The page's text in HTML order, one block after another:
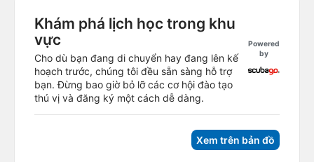
Khám phá lịch học trong khu
vực
Cho dù bạn đang di chuyển hay đang lên kế
hoạch trước, chúng tôi đều sẵn sàng hỗ trợ
bạn. Đừng bao giờ bỏ lỡ các cơ hội đào tạo
thú vị và đăng ký một cách dễ dàng.
Powered
by
Xem trên bản đồ